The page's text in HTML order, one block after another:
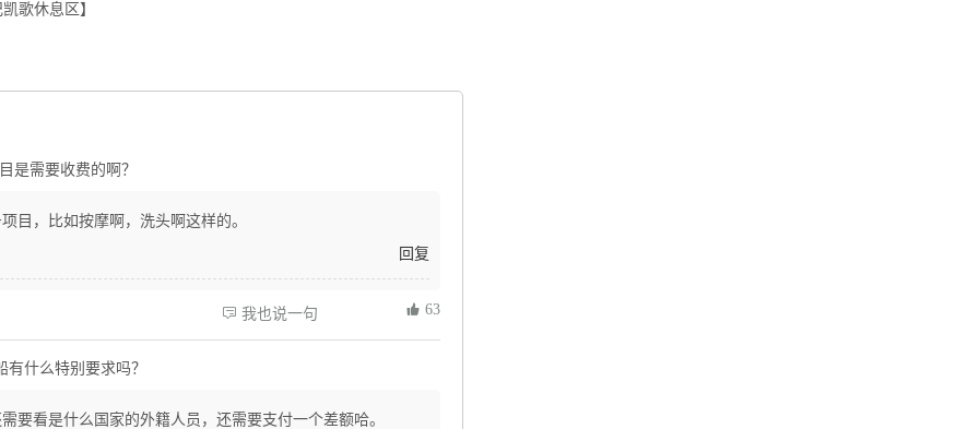
歌休息区】
是需要收费的啊？
目，比如按摩啊，洗头啊这样的。
回复
 63
 我也说一句
什么特别要求吗？
要看是什么国家的外籍人员，还需要支付一个差额哈。